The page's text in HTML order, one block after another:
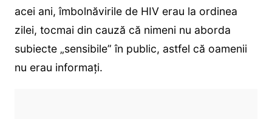
acei ani, îmbolnăvirile de HIV erau la ordinea
zilei, tocmai din cauză că nimeni nu aborda
subiecte „sensibile” în public, astfel că oamenii
nu erau informați.